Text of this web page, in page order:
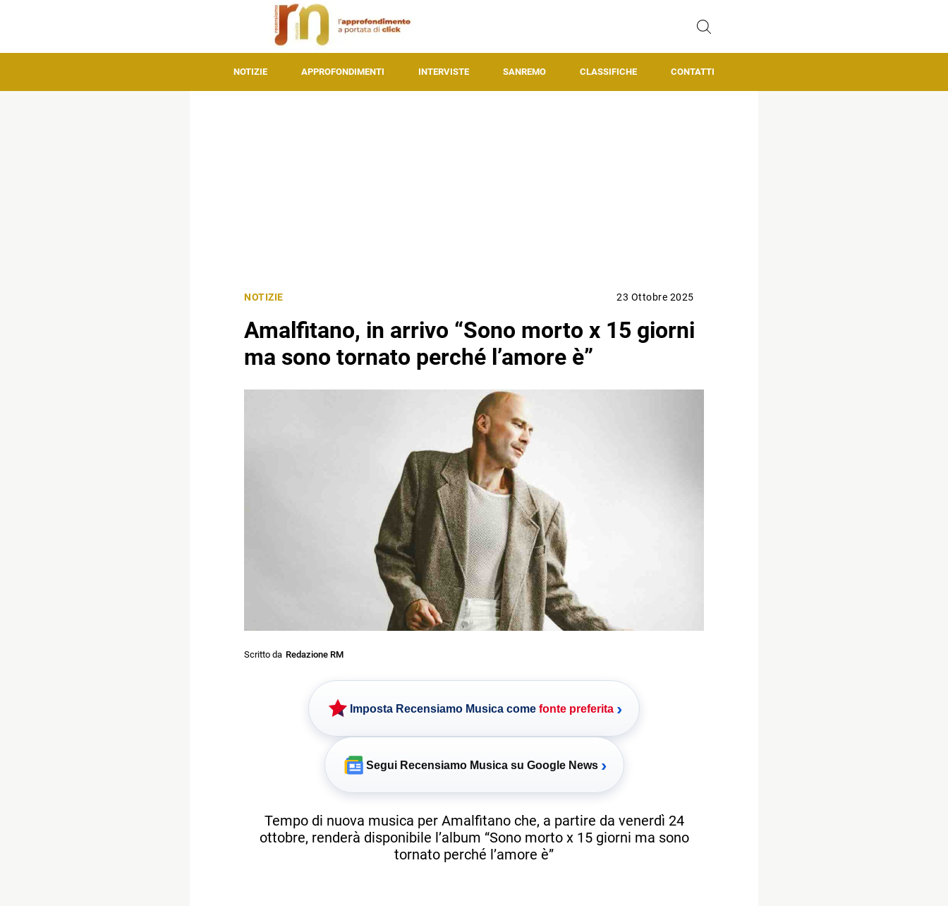
NOTIZIE APPROFONDIMENTI INTERVISTE SANREMO CLASSIFICHE CONTATTI
NOTIZIE 23 Ottobre 2025
Amalfitano, in arrivo “Sono morto x 15 giorni
ma sono tornato perché l’amore è”
Scritto da Redazione RM
Imposta Recensiamo Musica come fonte preferita ›
Segui Recensiamo Musica su Google News ›
Tempo di nuova musica per Amalfitano che, a partire da venerdì 24
ottobre, renderà disponibile l’album “Sono morto x 15 giorni ma sono
tornato perché l’amore è”